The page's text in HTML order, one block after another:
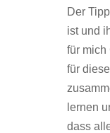
Der
ist und
für mich
für
lernen
dass